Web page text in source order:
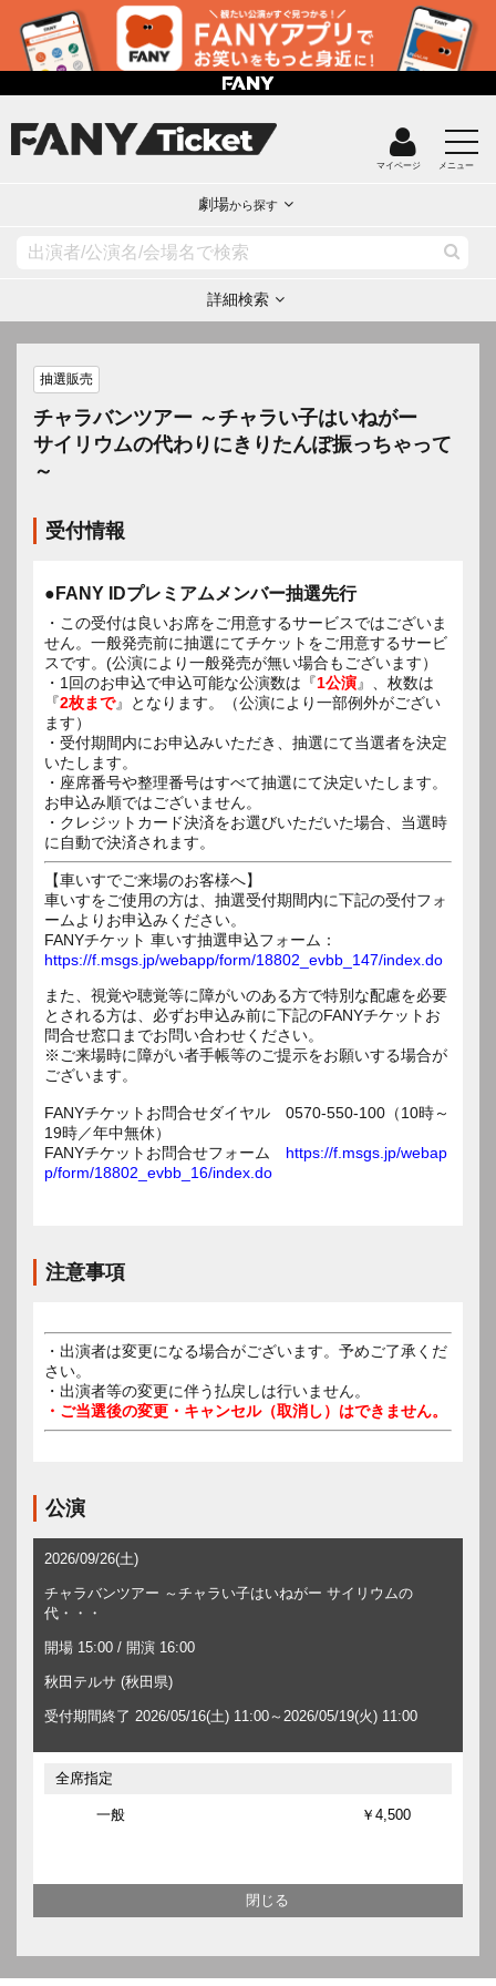
マイページ メニュー
劇場から探す
詳細検索
抽選販売
チャラバンツアー ～チャラい子はいねがー
サイリウムの代わりにきりたんぽ振っちゃって
～
受付情報
●FANY IDプレミアムメンバー抽選先行
・この受付は良いお席をご用意するサービスではございま
せん。一般発売前に抽選にてチケットをご用意するサービ
スです。(公演により一般発売が無い場合もございます）
・1回のお申込で申込可能な公演数は『1公演』、枚数は
『2枚まで』となります。（公演により一部例外がござい
ます）
・受付期間内にお申込みいただき、抽選にて当選者を決定
いたします。
・座席番号や整理番号はすべて抽選にて決定いたします。
お申込み順ではございません。
・クレジットカード決済をお選びいただいた場合、当選時
に自動で決済されます。
【車いすでご来場のお客様へ】
車いすをご使用の方は、抽選受付期間内に下記の受付フォ
ームよりお申込みください。
FANYチケット 車いす抽選申込フォーム：
https://f.msgs.jp/webapp/form/18802_evbb_147/index.do
また、視覚や聴覚等に障がいのある方で特別な配慮を必要
とされる方は、必ずお申込み前に下記のFANYチケットお
問合せ窓口までお問い合わせください。
※ご来場時に障がい者手帳等のご提示をお願いする場合が
ございます。
FANYチケットお問合せダイヤル 0570-550-100（10時～
19時／年中無休）
FANYチケットお問合せフォーム https://f.msgs.jp/webap
p/form/18802_evbb_16/index.do
注意事項
・出演者は変更になる場合がございます。予めご了承くだ
さい。
・出演者等の変更に伴う払戻しは行いません。
・ご当選後の変更・キャンセル（取消し）はできません。
公演
2026/09/26(土)
チャラバンツアー ～チャラい子はいねがー サイリウムの
代・・・
開場 15:00 / 開演 16:00
秋田テルサ (秋田県)
受付期間終了 2026/05/16(土) 11:00～2026/05/19(火) 11:00
全席指定
一般 ￥4,500